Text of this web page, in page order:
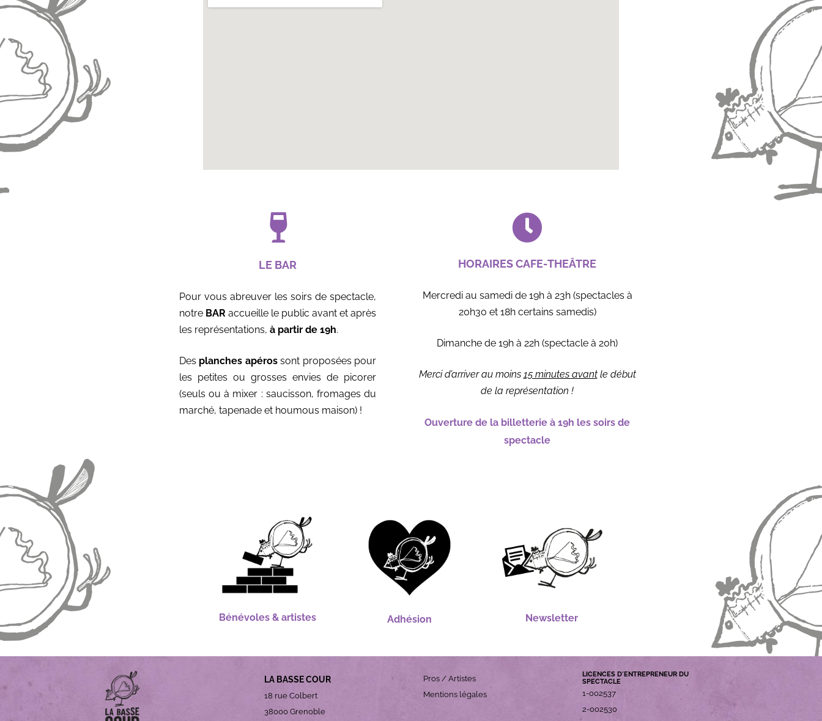
LE BAR
Pour vous abreuver les soirs de spectacle,
notre BAR accueille le public avant et après
les représentations, à partir de 19h.
Des planches apérossont proposées pour
les petites ou grosses envies de picorer
(seuls ou à mixer : saucisson, fromages du
marché, tapenade et houmous maison) !
HORAIRES CAFE-THEÂTRE
Mercredi au samedi de 19h à 23h (spectacles à
20h30 et 18h certains samedis)
Dimanche de 19h à 22h (spectacle à 20h)
Merci d’arriver au moins 15 minutes avantle début
de la représentation !
Ouverture de la billetterie à 19h les soirs de
spectacle
Bénévoles & artistes Adhésion Newsletter
LA BASSE COUR
18 rue Colbert
38000 Grenoble
Pros / Artistes
Mentions légales
LICENCES D'ENTREPRENEUR DU
SPECTACLE
1-002537
2-002530